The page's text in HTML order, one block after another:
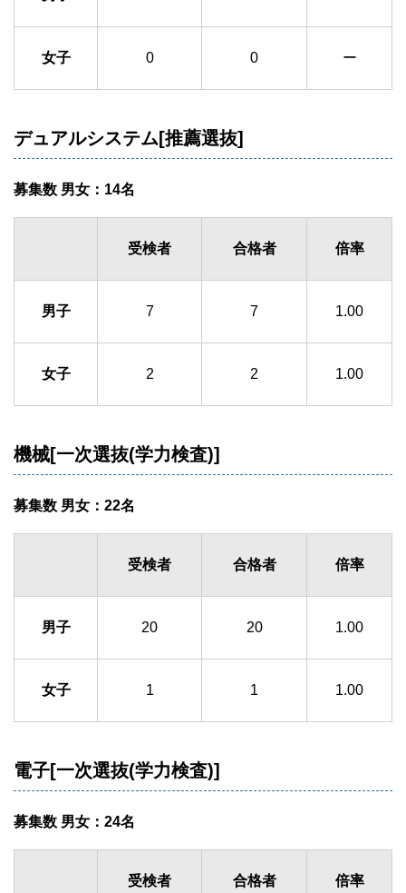
女子 0 0 ー
デュアルシステム[推薦選抜]
募集数 男女：14名
受検者 合格者 倍率
男子 7 7 1.00
女子 2 2 1.00
機械[一次選抜(学力検査)]
募集数 男女：22名
受検者 合格者 倍率
男子 20 20 1.00
女子 1 1 1.00
電子[一次選抜(学力検査)]
募集数 男女：24名
受検者 合格者 倍率